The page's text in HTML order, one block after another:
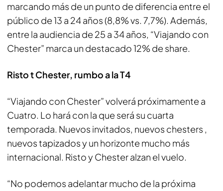
marcando más de un punto de diferencia entre el
público de 13 a 24 años (8,8% vs. 7,7%). Además,
entre la audiencia de 25 a 34 años, “Viajando con
Chester” marca un destacado 12% de share.
Risto t Chester, rumbo a la T4
“Viajando con Chester” volverá próximamente a
Cuatro. Lo hará con la que será su cuarta
temporada. Nuevos invitados, nuevos chesters ,
nuevos tapizados y un horizonte mucho más
internacional. Risto y Chester alzan el vuelo.
“No podemos adelantar mucho de la próxima